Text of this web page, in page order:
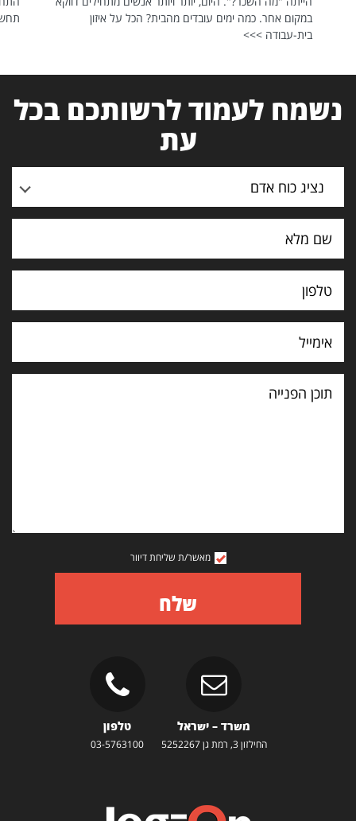
במקום אחר. כמה ימים עובדים מהבית? הכל על איזון
בית-עבודה >>>
נשמח לעמוד לרשותכם בכל
עת
נציג כוח אדם
תוכן
הפנייה
מאשר/ת שליחת דיוור
שלח
משרד – ישראל
החילזון 3, רמת גן 5252267
טלפון
03-5763100